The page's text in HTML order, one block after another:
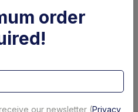
order
our newsletter (Privacy